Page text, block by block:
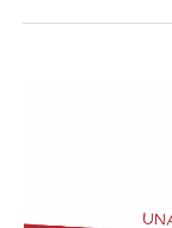
Patrimonio
proteger el
económicas
como la pesca
En el escrito
resistencia a la
agravados por
a abstenerse